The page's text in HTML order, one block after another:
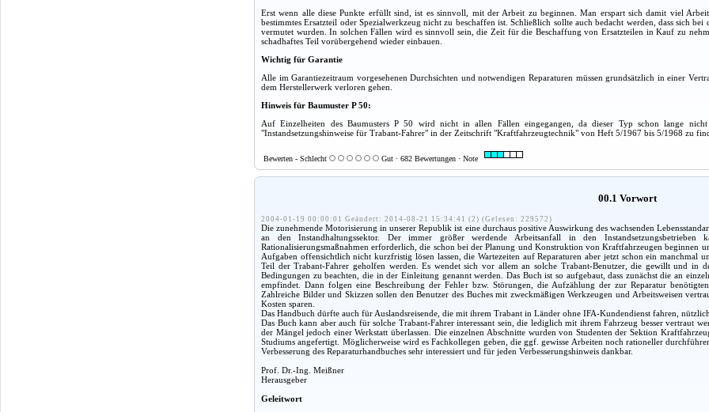
Erst wenn alle diese Punkte erfüllt sind, ist es sinnvoll, mit der Arbeit zu beginnen. Man erspart sich damit viel
bestimmtes Ersatzteil oder Spezialwerkzeug nicht zu beschaffen ist. Schließlich sollte auch bedacht werden, dass sich
vermutet wurden. In solchen Fällen wird es sinnvoll sein, die Zeit für die Beschaffung von Ersatzteilen in Kauf zu
schadhaftes Teil vorübergehend wieder einbauen.
Wichtig für Garantie
Alle im Garantiezeitraum vorgesehenen Durchsichten und notwendigen Reparaturen müssen grundsätzlich in einer
dem Herstellerwerk verloren gehen.
Hinweis für Baumuster P 50:
Auf Einzelheiten des Baumusters P 50 wird nicht in allen Fällen eingegangen, da dieser Typ schon lange
"Instandsetzungshinweise für Trabant-Fahrer" in der Zeitschrift "Kraftfahrzeugtechnik" von Heft 5/1967 bis 5/1968 zu
Bewerten - Schlecht Gut · 682 Bewertungen · Note
00.1 Vorwort
2004-01-19 00:00:01 Geändert: 2014-08-21 15:34:41 (2) (Gelesen: 229572)
Die zunehmende Motorisierung in unserer Republik ist eine durchaus positive Auswirkung des wachsenden
an den Instandhaltungssektor. Der immer größer werdende Arbeitsanfall in den
Rationalisierungsmaßnahmen erforderlich, die schon bei der Planung und Konstruktion von Kraftfahrzeugen beginnen
Aufgaben offensichtlich nicht kurzfristig lösen lassen, die Wartezeiten auf Reparaturen aber jetzt schon ein manchmal
Teil der Trabant-Fahrer geholfen werden. Es wendet sich vor allem an solche Trabant-Benutzer, die gewillt und in
Bedingungen zu beachten, die in der Einleitung genannt werden. Das Buch ist so aufgebaut, dass zunächst die an
empfindet. Dann folgen eine Beschreibung der Fehler bzw. Störungen, die Aufzählung der zur Reparatur
Zahlreiche Bilder und Skizzen sollen den Benutzer des Buches mit zweckmäßigen Werkzeugen und Arbeitsweisen
Kosten sparen.
Das Handbuch dürfte auch für Auslandsreisende, die mit ihrem Trabant in Länder ohne IFA-Kundendienst fahren, nützlich
Das Buch kann aber auch für solche Trabant-Fahrer interessant sein, die lediglich mit ihrem Fahrzeug besser vertraut
der Mängel jedoch einer Werkstatt überlassen. Die einzelnen Abschnitte wurden von Studenten der Sektion
Studiums angefertigt. Möglicherweise wird es Fachkollegen geben, die ggf. gewisse Arbeiten noch rationeller
Verbesserung des Reparaturhandbuches sehr interessiert und für jeden Verbesserungshinweis dankbar.
Prof. Dr.-Ing. Meißner
Herausgeber
Geleitwort